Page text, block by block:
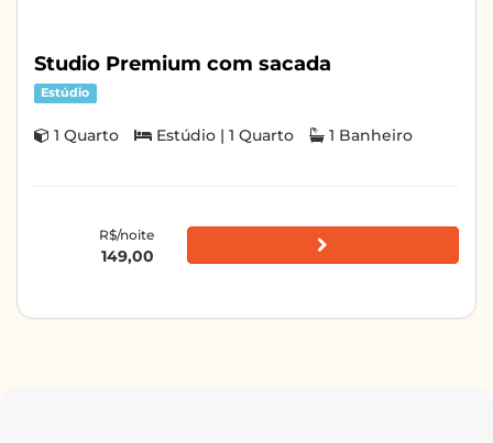
Studio Premium com sacada
Estúdio
1 Quarto Estúdio | 1 Quarto 1 Banheiro
R$/noite
149,00